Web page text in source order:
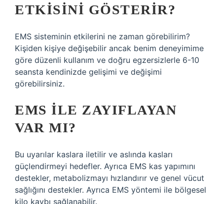
ETKISINI GÖSTERIR?
EMS sisteminin etkilerini ne zaman görebilirim?
Kişiden kişiye değişebilir ancak benim deneyimime
göre düzenli kullanım ve doğru egzersizlerle 6-10
seansta kendinizde gelişimi ve değişimi
görebilirsiniz.
EMS ILE ZAYIFLAYAN
VAR MI?
Bu uyarılar kaslara iletilir ve aslında kasları
güçlendirmeyi hedefler. Ayrıca EMS kas yapımını
destekler, metabolizmayı hızlandırır ve genel vücut
sağlığını destekler. Ayrıca EMS yöntemi ile bölgesel
kilo kaybı sağlanabilir.